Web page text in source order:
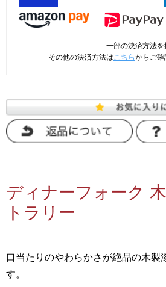
一部の決済方法を
その他の決済方法はこちらからご確
ディナーフォーク
トラリー
口当たりのやわらかさが絶品の木製
す。